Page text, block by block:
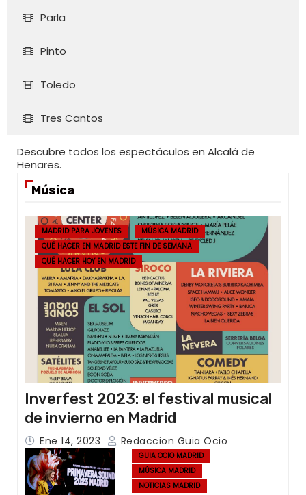
Parla
Pinto
Toledo
Tres Cantos
Descubre todos los espectáculos en Alcalá de
Henares.
Música
MADRID PARA JÓVENES
MÚSICA MADRID
QUÉ HACER EN MADRID ESTE FIN DE SEMANA
QUÉ HACER HOY EN MADRID
Inverfest 2023: el festival musical
de invierno en Madrid
Ene 14, 2023 Redaccion Guia Ocio
GUIA OCIO MADRID
MÚSICA MADRID
NOTICIAS MADRID